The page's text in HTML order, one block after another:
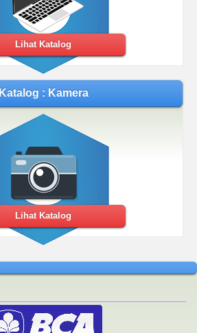
Lihat Katalog
Katalog : Kamera
Lihat Katalog